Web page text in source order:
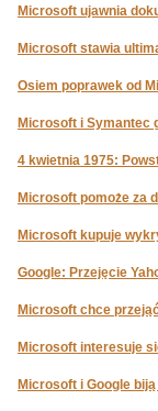
Microsoft ujawnia
Microsoft stawia
Osiem poprawek od
Microsoft i Symantec
4 kwietnia 1975:
Microsoft pomoże za
Microsoft kupuje
Google: Przejęcie
Microsoft chce
Microsoft interesuje
Microsoft i Google